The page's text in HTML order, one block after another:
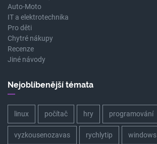
Auto-Moto
IT a elektrotechnika
Pro děti
Chytré nákupy
Recenze
Jiné návody
Nejoblíbenější témata
linux počítač hry programování
vyzkousenozavas rychlytip windows